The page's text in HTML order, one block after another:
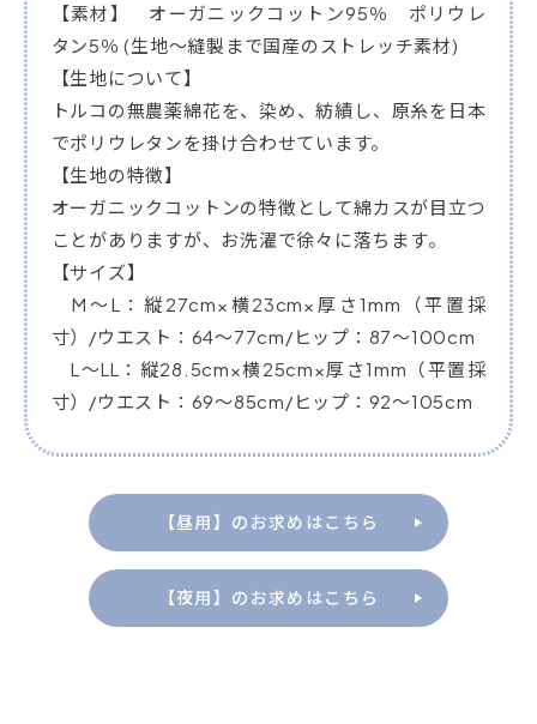
【素材】 オーガニックコットン95％ ポリウレ
タン5％ (生地～縫製まで国産のストレッチ素材)
【生地について】
トルコの無農薬綿花を、染め、紡績し、原糸を日本
でポリウレタンを掛け合わせています。
【生地の特徴】
オーガニックコットンの特徴として綿カスが目立つ
ことがありますが、お洗濯で徐々に落ちます。
【サイズ】
M～L：縦27cm×横23cm×厚さ1mm（平置採
寸）/ウエスト：64～77cm/ヒップ：87～100cm
L～LL：縦28.5cm×横25cm×厚さ1mm（平置採
寸）/ウエスト：69～85cm/ヒップ：92～105cm
【昼用】のお求めはこちら
【夜用】のお求めはこちら